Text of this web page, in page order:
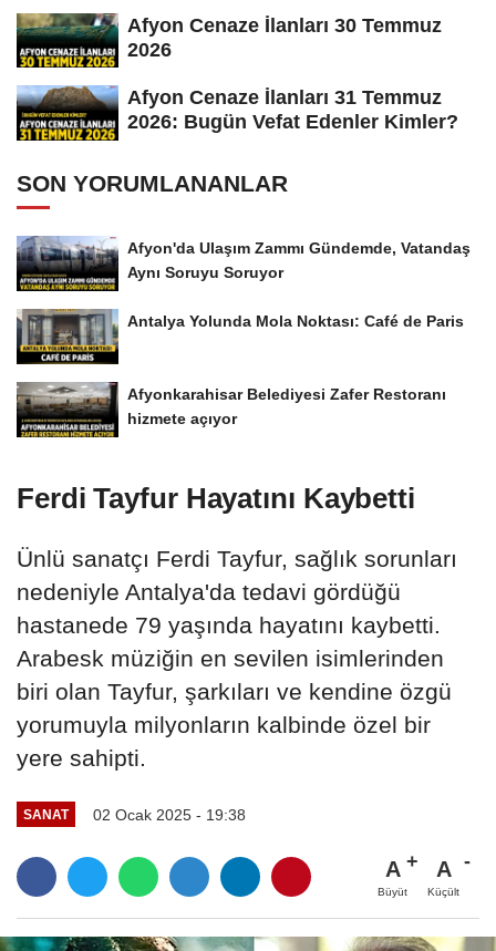
Afyon Cenaze İlanları 30 Temmuz
2026
Afyon Cenaze İlanları 31 Temmuz
2026: Bugün Vefat Edenler Kimler?
SON YORUMLANANLAR
Afyon'da Ulaşım Zammı Gündemde, Vatandaş
Aynı Soruyu Soruyor
Antalya Yolunda Mola Noktası: Café de Paris
Afyonkarahisar Belediyesi Zafer Restoranı
hizmete açıyor
Ferdi Tayfur Hayatını Kaybetti
Ünlü sanatçı Ferdi Tayfur, sağlık sorunları
nedeniyle Antalya'da tedavi gördüğü
hastanede 79 yaşında hayatını kaybetti.
Arabesk müziğin en sevilen isimlerinden
biri olan Tayfur, şarkıları ve kendine özgü
yorumuyla milyonların kalbinde özel bir
yere sahipti.
SANAT 02 Ocak 2025 - 19:38
A
Büyüt
A
Küçült